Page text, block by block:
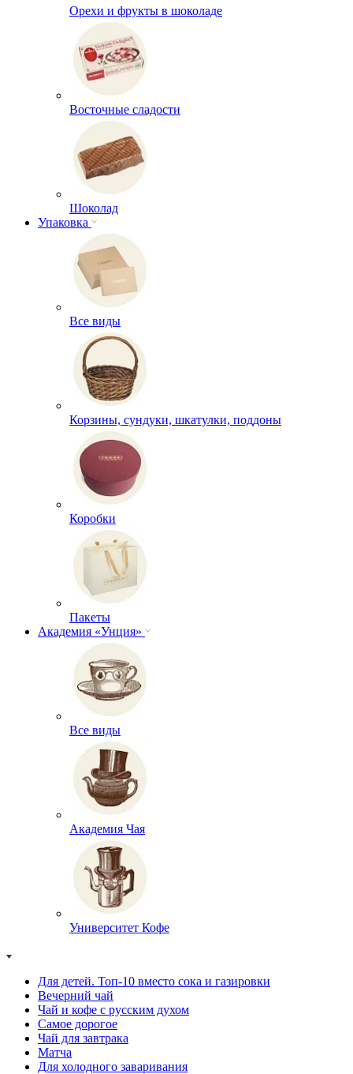
Орехи и фрукты в шоколаде
Восточные сладости
Шоколад
Упаковка
Все виды
Корзины, сундуки, шкатулки, поддоны
Коробки
Пакеты
Академия «Унция»
Все виды
Академия Чая
Университет Кофе
Для детей. Топ-10 вместо сока и газировки
Вечерний чай
Чай и кофе с русским духом
Самое дорогое
Чай для завтрака
Матча
Для холодного заваривания